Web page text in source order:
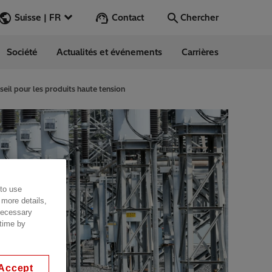
Suisse | FR
Aller
Contact Chercher
Société Actualités et événements Carrières
pour les produits haute tension
use
details,
by